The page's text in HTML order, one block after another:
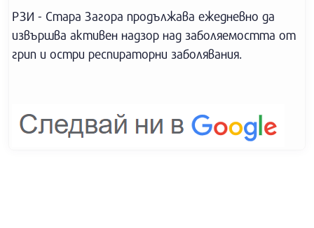
РЗИ - Стара Загора продължава ежедневно да
извършва активен надзор над заболяемостта от
грип и остри респираторни заболявания.